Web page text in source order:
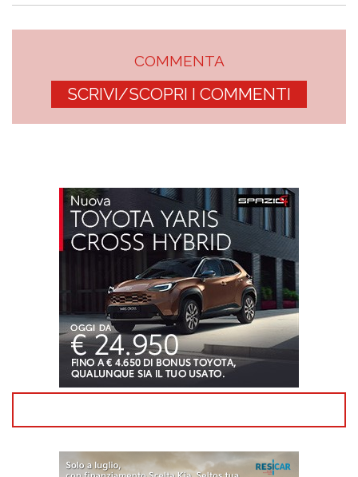
COMMENTA
SCRIVI/SCOPRI I COMMENTI